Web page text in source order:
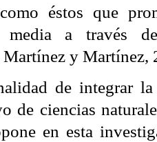
éstos que
media a través
Martínez y Martínez,
de integrar
de ciencias
en esta